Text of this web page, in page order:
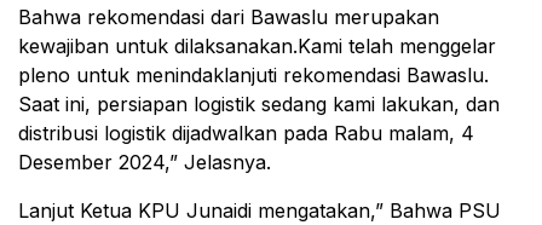
Bahwa rekomendasi dari Bawaslu merupakan
kewajiban untuk dilaksanakan.Kami telah menggelar
pleno untuk menindaklanjuti rekomendasi Bawaslu.
Saat ini, persiapan logistik sedang kami lakukan, dan
distribusi logistik dijadwalkan pada Rabu malam, 4
Desember 2024,” Jelasnya.
Lanjut Ketua KPU Junaidi mengatakan,” Bahwa PSU